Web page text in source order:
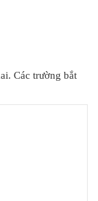
Các trường bắt